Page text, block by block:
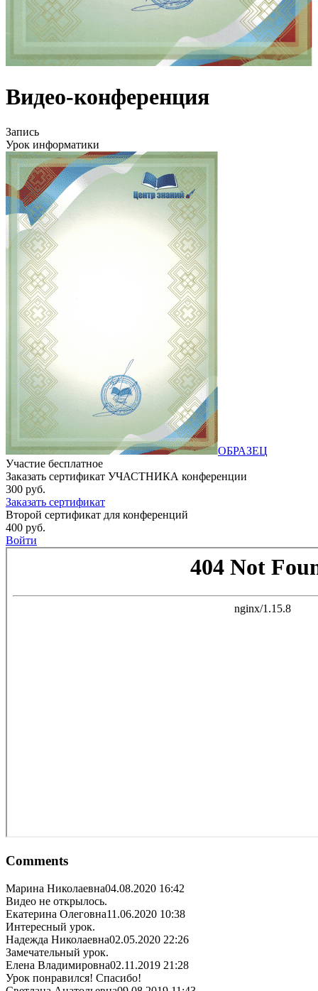
Видео-конференция
Запись
Урок информатики
ОБРАЗЕЦ
Участие бесплатное
Заказать сертификат УЧАСТНИКА конференции
300 руб.
Заказать сертификат
Второй сертификат для конференций
400 руб.
Войти
Comments
Марина Николаевна04.08.2020 16:42
Видео не открылось.
Екатерина Олеговна11.06.2020 10:38
Интересный урок.
Надежда Николаевна02.05.2020 22:26
Замечательный урок.
Елена Владимировна02.11.2019 21:28
Урок понравился! Спасибо!